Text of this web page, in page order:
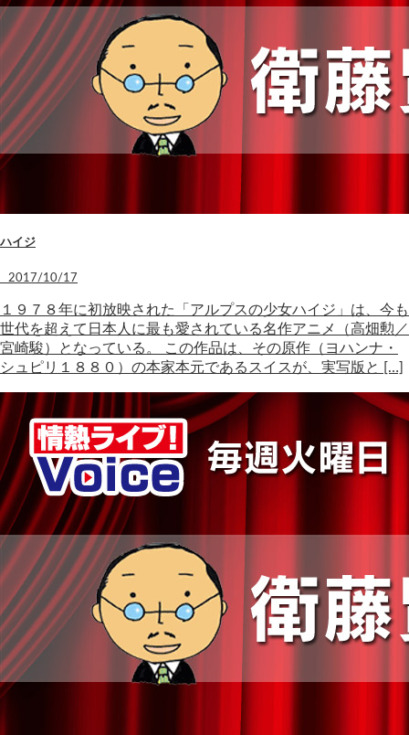
ハイジ
2017/10/17
１９７８年に初放映された「アルプスの少女ハイジ」は、今も
世代を超えて日本人に最も愛されている名作アニメ（高畑勲／
宮崎駿）となっている。 この作品は、その原作（ヨハンナ・
シュピリ１８８０）の本家本元であるスイスが、実写版と […]